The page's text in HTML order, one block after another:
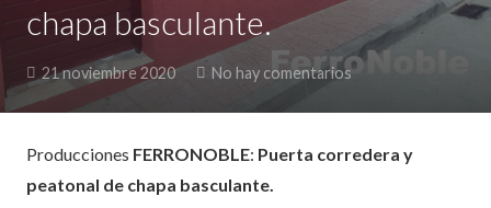
chapa basculante.
21 noviembre 2020 No hay comentarios
Producciones FERRONOBLE: Puerta corredera y
peatonal de chapa basculante.